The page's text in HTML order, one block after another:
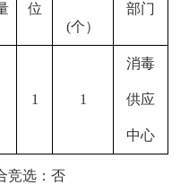
位
(个）
部门
1 1
消毒
供应
中心
竞选：否